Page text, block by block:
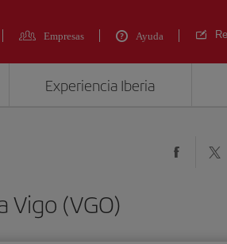
Empresas Ayuda
Experiencia Iberia
Vigo (VGO)